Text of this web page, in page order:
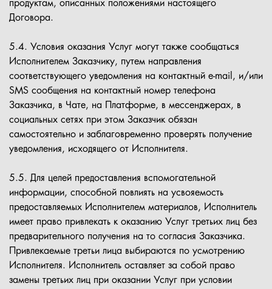
продуктам, описанных положениями настоящего
Договора.
5.4. Условия оказания Услуг могут также сообщаться
Исполнителем Заказчику, путем направления
соответствующего уведомления на контактный е-mail, и/или
SMS сообщения на контактный номер телефона
Заказчика, в Чате, на Платформе, в мессенджерах, в
социальных сетях при этом Заказчик обязан
самостоятельно и заблаговременно проверять получение
уведомления, исходящего от Исполнителя.
5.5. Для целей предоставления вспомогательной
информации, способной повлиять на усвояемость
предоставляемых Исполнителем материалов, Исполнитель
имеет право привлекать к оказанию Услуг третьих лиц без
предварительного получения на то согласия Заказчика.
Привлекаемые третьи лица выбираются по усмотрению
Исполнителя. Исполнитель оставляет за собой право
замены третьих лиц при оказании Услуг при условии